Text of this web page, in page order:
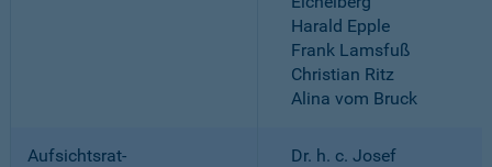
Harald Epple
Frank Lamsfuß
Christian Ritz
Alina vom Bruck
Aufsichtsrat-
Dr. h. c. Josef